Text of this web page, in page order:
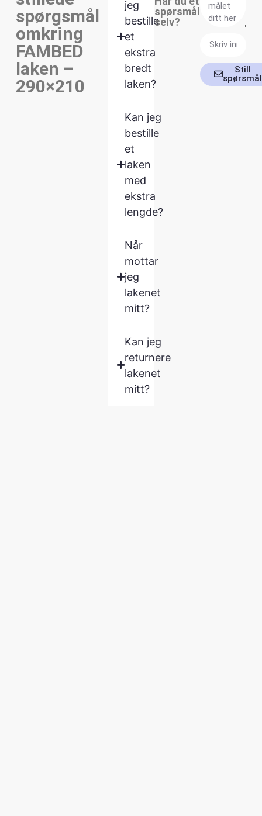
spørgsmål
omkring
FAMBED
laken –
290×210
jeg
bestille
et
ekstra
bredt
laken?
Kan jeg
bestille
et
laken
med
ekstra
lengde?
Når
mottar
jeg
lakenet
mitt?
Kan jeg
returnere
lakenet
mitt?
spørsmål
selv?
Still
spørsmål